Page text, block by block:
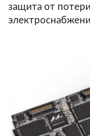
защита от